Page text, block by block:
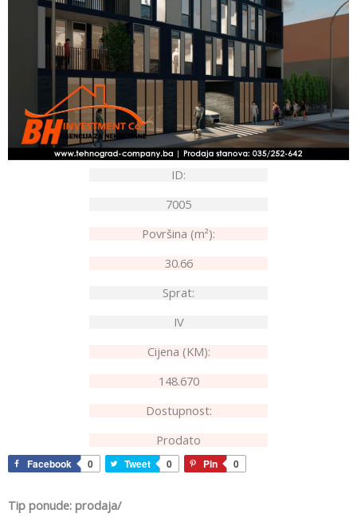
ID:
7005
Površina (m²):
30.66
Sprat:
IV
Cijena (KM):
148.670
Dostupnost:
Prodato
Facebook 0 Tweet 0 Pin 0
Tip ponude: prodaja/